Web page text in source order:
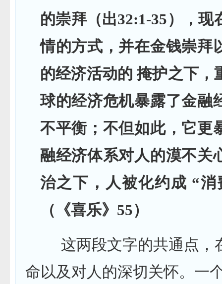
的崇拜（出32:1-35），现
情的方式，并在金钱崇拜
的经济活动的 掩护之下，
球的经济危机暴露了金融
不平衡；不但如此，它更
融经济体系对人的漠不关
治之下，人被化约成 “消
（《喜乐》55）
这两段文字的共通点，
命以及对人的深切关怀。一